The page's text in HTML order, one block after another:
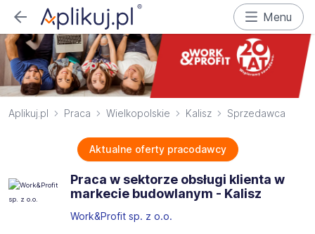
Menu
Aplikuj.pl Praca Wielkopolskie Kalisz Sprzedawca
Aktualne oferty pracodawcy
Praca w sektorze obsługi klienta w
markecie budowlanym - Kalisz
Work&Profit sp. z o.o.